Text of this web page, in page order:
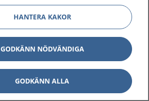
HANTERA KAKOR
GODKÄNN NÖDVÄNDIGA
GODKÄNN ALLA